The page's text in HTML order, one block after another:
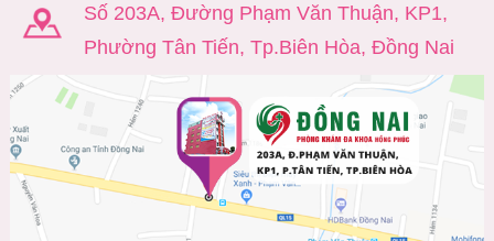
Số 203A, Đường Phạm Văn Thuận, KP1,
Phường Tân Tiến, Tp.Biên Hòa, Đồng Nai